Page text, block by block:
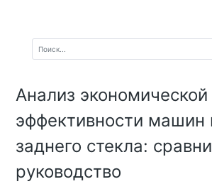
Анализ экономической
эффективности машин
заднего стекла:
руководство